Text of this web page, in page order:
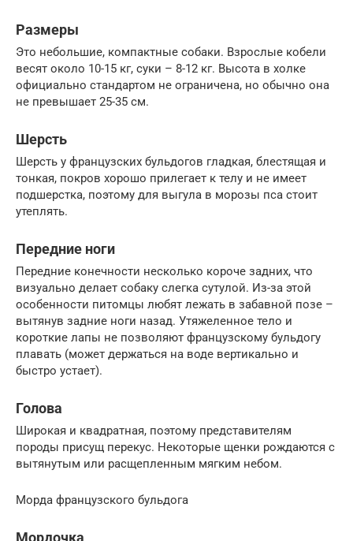
Размеры
Это небольшие, компактные собаки. Взрослые кобели
весят около 10-15 кг, суки – 8-12 кг. Высота в холке
официально стандартом не ограничена, но обычно она
не превышает 25-35 см.
Шерсть
Шерсть у французских бульдогов гладкая, блестящая и
тонкая, покров хорошо прилегает к телу и не имеет
подшерстка, поэтому для выгула в морозы пса стоит
утеплять.
Передние ноги
Передние конечности несколько короче задних, что
визуально делает собаку слегка сутулой. Из-за этой
особенности питомцы любят лежать в забавной позе –
вытянув задние ноги назад. Утяжеленное тело и
короткие лапы не позволяют французскому бульдогу
плавать (может держаться на воде вертикально и
быстро устает).
Голова
Широкая и квадратная, поэтому представителям
породы присущ перекус. Некоторые щенки рождаются с
вытянутым или расщепленным мягким небом.
Морда французского бульдога
Мордочка